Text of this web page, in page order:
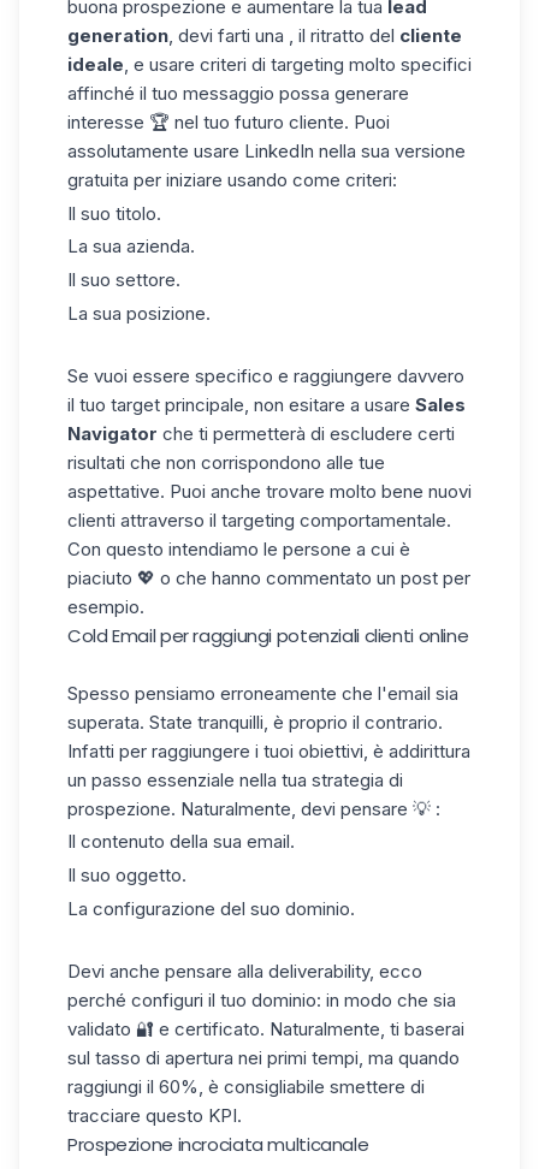
buona prospezione e aumentare la tua lead
generation, devi farti una , il ritratto del cliente
ideale, e usare criteri di targeting molto specifici
affinché il tuo messaggio possa generare
interesse 🏆 nel tuo futuro cliente. Puoi
assolutamente usare LinkedIn nella sua versione
gratuita per iniziare usando come criteri:
Il suo titolo.
La sua azienda.
Il suo settore.
La sua posizione.
Se vuoi essere specifico e raggiungere davvero
il tuo target principale, non esitare a usare Sales
Navigator che ti permetterà di escludere certi
risultati che non corrispondono alle tue
aspettative. Puoi anche trovare molto bene nuovi
clienti attraverso il targeting comportamentale.
Con questo intendiamo le persone a cui è
piaciuto 💖 o che hanno commentato un post per
esempio.
Cold Email per raggiungi potenziali clienti online
Spesso pensiamo erroneamente che l'email sia
superata. State tranquilli, è proprio il contrario.
Infatti per raggiungere i tuoi obiettivi, è addirittura
un passo essenziale nella tua strategia di
prospezione. Naturalmente, devi pensare 💡 :
Il contenuto della sua email.
Il suo oggetto.
La configurazione del suo dominio.
Devi anche pensare alla deliverability, ecco
perché configuri il tuo dominio: in modo che sia
validato 🔐 e certificato. Naturalmente, ti baserai
sul tasso di apertura nei primi tempi, ma quando
raggiungi il 60%, è consigliabile smettere di
tracciare questo KPI.
Prospezione incrociata multicanale